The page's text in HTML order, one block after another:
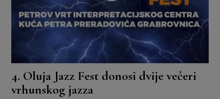
4. Oluja Jazz Fest donosi dvije večeri
vrhunskog jazza